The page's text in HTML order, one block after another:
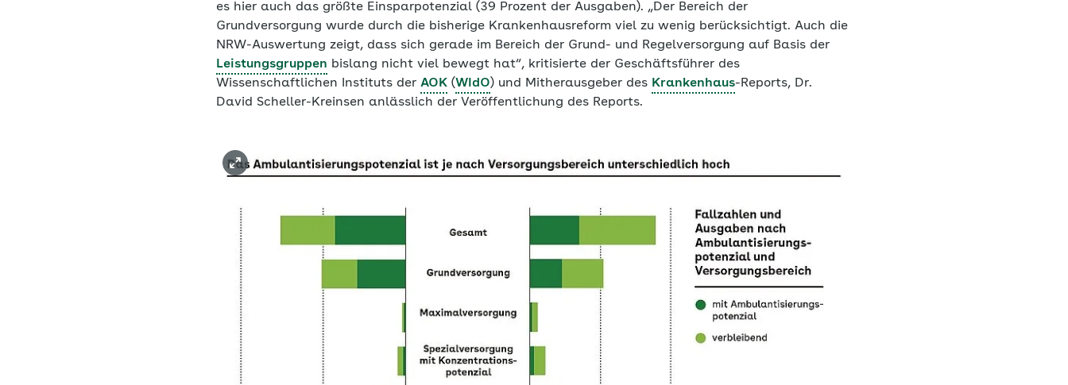
es hier auch das größte Einsparpotenzial (39 Prozent der Ausgaben). „Der Bereich der
Grundversorgung wurde durch die bisherige Krankenhausreform viel zu wenig berücksichtigt. Auch die
NRW-Auswertung zeigt, dass sich gerade im Bereich der Grund- und Regelversorgung auf Basis der
Leistungsgruppen bislang nicht viel bewegt hat“, kritisierte der Geschäftsführer des
Wissenschaftlichen Instituts der AOK (WIdO) und Mitherausgeber des Krankenhaus-Reports, Dr.
David Scheller-Kreinsen anlässlich der Veröffentlichung des Reports.